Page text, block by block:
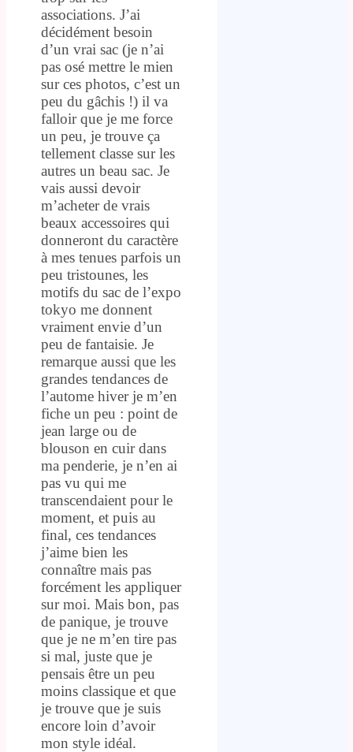
associations. J’ai
décidément besoin
d’un vrai sac (je n’ai
pas osé mettre le mien
sur ces photos, c’est un
peu du gâchis !) il va
falloir que je me force
un peu, je trouve ça
tellement classe sur les
autres un beau sac. Je
vais aussi devoir
m’acheter de vrais
beaux accessoires qui
donneront du caractère
à mes tenues parfois un
peu tristounes, les
motifs du sac de l’expo
tokyo me donnent
vraiment envie d’un
peu de fantaisie. Je
remarque aussi que les
grandes tendances de
l’autome hiver je m’en
fiche un peu : point de
jean large ou de
blouson en cuir dans
ma penderie, je n’en ai
pas vu qui me
transcendaient pour le
moment, et puis au
final, ces tendances
j’aime bien les
connaître mais pas
forcément les appliquer
sur moi. Mais bon, pas
de panique, je trouve
que je ne m’en tire pas
si mal, juste que je
pensais être un peu
moins classique et que
je trouve que je suis
encore loin d’avoir
mon style idéal.